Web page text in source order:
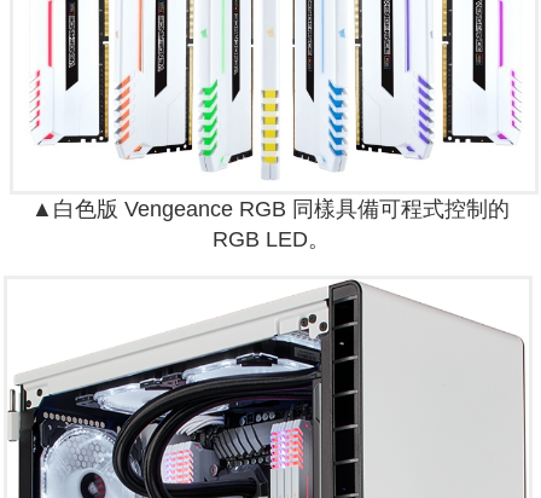
▲白色版 Vengeance RGB 同樣具備可程式控制的
RGB LED。